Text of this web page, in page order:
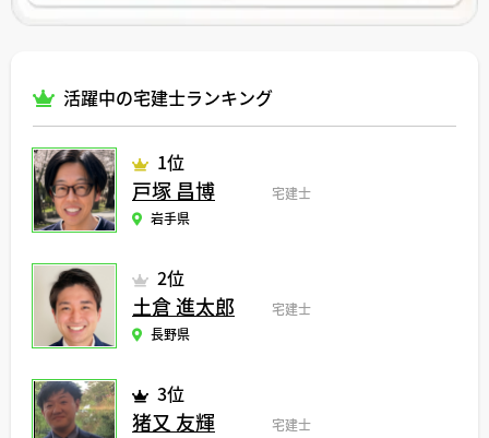
活躍中の宅建士ランキング
1位
戸塚 昌博
宅建士
岩手県
2位
土倉 進太郎
宅建士
長野県
3位
猪又 友輝
宅建士